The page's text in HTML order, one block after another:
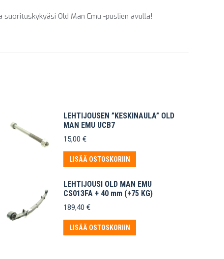
Old Man Emu -puslien avulla!
LEHTIJOUSEN ”KESKINAULA” OLD
MAN EMU UCB7
15,00 €
LISÄÄ OSTOSKORIIN
LEHTIJOUSI OLD MAN EMU
CS013FA + 40 mm (+75 KG)
189,40 €
LISÄÄ OSTOSKORIIN